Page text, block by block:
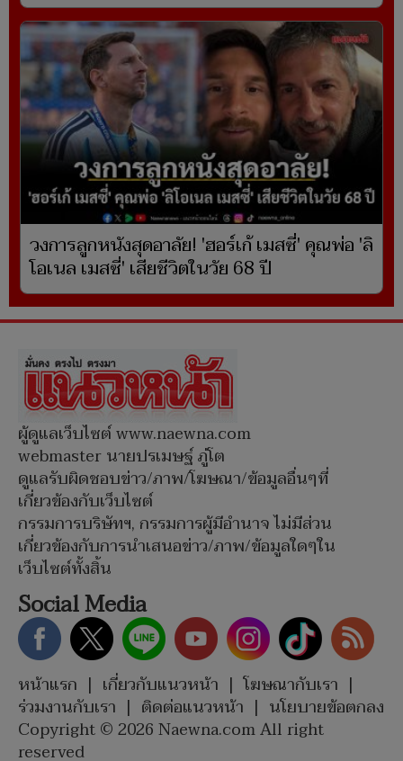
วงการลูกหนังสุดอาลัย! 'ฮอร์เก้ เมสซี่' คุณพ่อ 'ลิ
โอเนล เมสซี่' เสียชีวิตในวัย 68 ปี
ผู้ดูแลเว็บไซต์ www.naewna.com
webmaster นายปรเมษฐ์ ภู่โต
ดูแลรับผิดชอบข่าว/ภาพ/โฆษณา/ข้อมูลอื่นๆที่
เกี่ยวข้องกับเว็บไซต์
กรรมการบริษัทฯ, กรรมการผู้มีอำนาจ ไม่มีส่วน
เกี่ยวข้องกับการนำเสนอข่าว/ภาพ/ข้อมูลใดๆใน
เว็บไซต์ทั้งสิ้น
Social Media
หน้าแรก | เกี่ยวกับแนวหน้า | โฆษณากับเรา |
ร่วมงานกับเรา | ติดต่อแนวหน้า | นโยบายข้อตกลง
Copyright © 2026 Naewna.com All right
reserved